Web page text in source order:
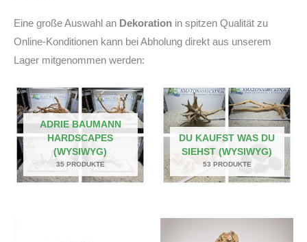
Eine große Auswahl an Dekoration in spitzen Qualität zu
Online-Konditionen kann bei Abholung direkt aus unserem
Lager mitgenommen werden:
ADRIE BAUMANN
HARDSCAPES
(WYSIWYG)
35 PRODUKTE
DU KAUFST WAS DU
SIEHST (WYSIWYG)
53 PRODUKTE